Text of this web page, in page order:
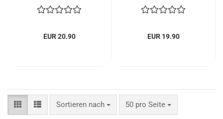
EUR 20.90 EUR 19.90
Sortieren nach
Sortieren nach 50 pro Seite
pro Seite